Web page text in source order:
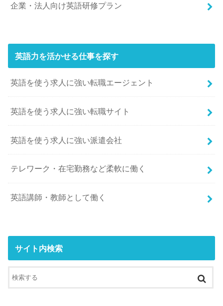
企業・法人向け英語研修プラン
英語力を活かせる仕事を探す
英語を使う求人に強い転職エージェント
英語を使う求人に強い転職サイト
英語を使う求人に強い派遣会社
テレワーク・在宅勤務など柔軟に働く
英語講師・教師として働く
サイト内検索